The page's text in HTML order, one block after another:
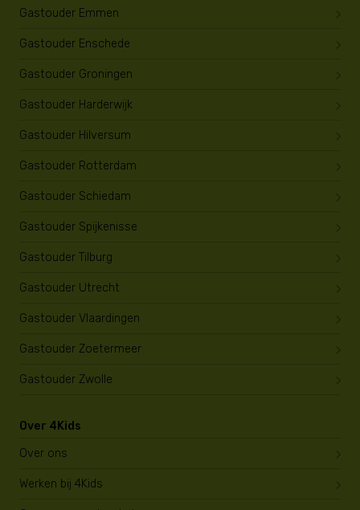
Gastouder Emmen
Gastouder Enschede
Gastouder Groningen
Gastouder Harderwijk
Gastouder Hilversum
Gastouder Rotterdam
Gastouder Schiedam
Gastouder Spijkenisse
Gastouder Tilburg
Gastouder Utrecht
Gastouder Vlaardingen
Gastouder Zoetermeer
Gastouder Zwolle
Over 4Kids
Over ons
Werken bij 4Kids